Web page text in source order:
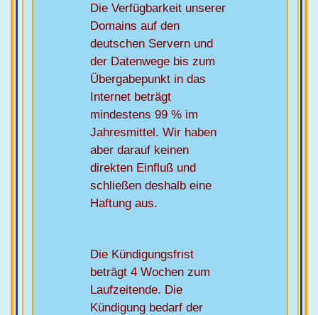
Die Verfügbarkeit unserer
Domains auf den
deutschen Servern und
der Datenwege bis zum
Übergabepunkt in das
Internet beträgt
mindestens 99 % im
Jahresmittel. Wir haben
aber darauf keinen
direkten Einfluß und
schließen deshalb eine
Haftung aus.
Die Kündigungsfrist
beträgt 4 Wochen zum
Laufzeitende. Die
Kündigung bedarf der